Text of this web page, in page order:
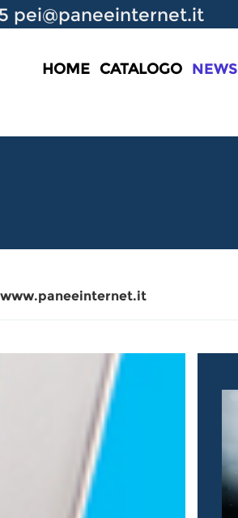
pei@paneeinternet.it
HOME CATALOGO NEWS